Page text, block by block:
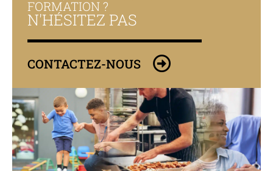
FORMATION ?
N'HÉSITEZ PAS
CONTACTEZ-NOUS